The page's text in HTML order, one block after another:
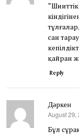
сан
қайран
Reply
Дәркен
says:
August 29,
Бұл